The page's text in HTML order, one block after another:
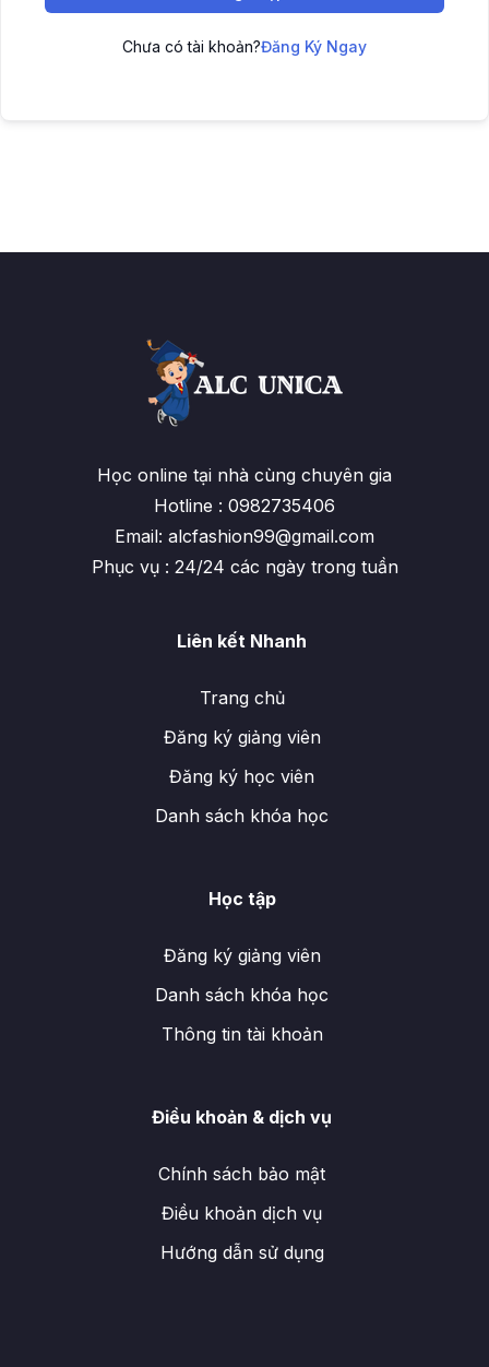
Chưa có tài khoản?Đăng Ký Ngay
Học online tại nhà cùng chuyên gia
Hotline : 0982735406
Email: alcfashion99@gmail.com
Phục vụ : 24/24 các ngày trong tuần
Liên kết Nhanh
Trang chủ
Đăng ký giảng viên
Đăng ký học viên
Danh sách khóa học
Học tập
Đăng ký giảng viên
Danh sách khóa học
Thông tin tài khoản
Điều khoản & dịch vụ
Chính sách bảo mật
Điều khoản dịch vụ
Hướng dẫn sử dụng